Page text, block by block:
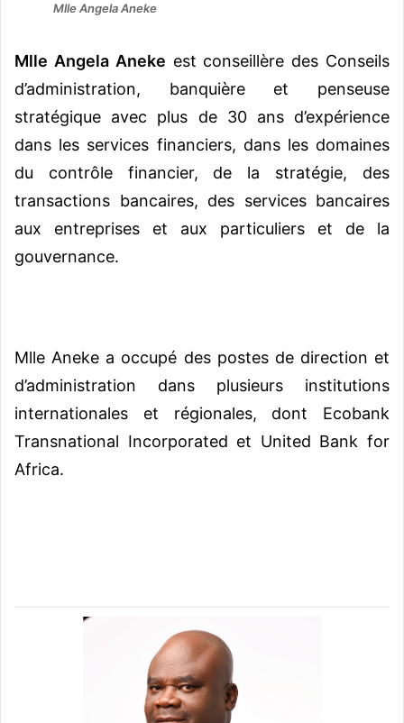
Mlle Angela Aneke
Mlle Angela Aneke est conseillère des Conseils
d’administration, banquière et penseuse
stratégique avec plus de 30 ans d’expérience
dans les services financiers, dans les domaines
du contrôle financier, de la stratégie, des
transactions bancaires, des services bancaires
aux entreprises et aux particuliers et de la
gouvernance.
Mlle Aneke a occupé des postes de direction et
d’administration dans plusieurs institutions
internationales et régionales, dont Ecobank
Transnational Incorporated et United Bank for
Africa.